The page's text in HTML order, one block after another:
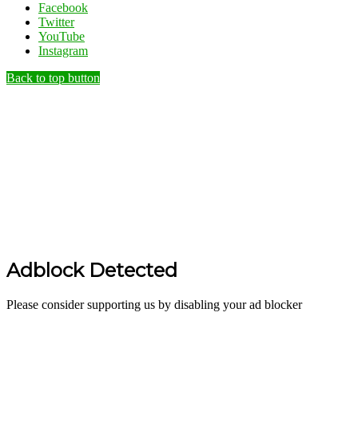
Facebook
Twitter
YouTube
Instagram
Back to top button
Adblock Detected
Please consider supporting us by disabling your ad blocker